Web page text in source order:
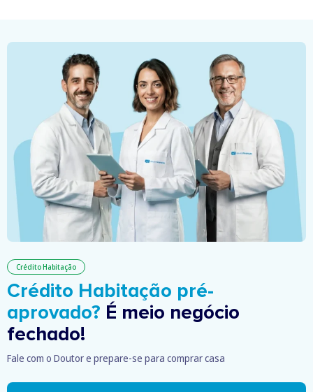
Crédito Habitação
Crédito Habitação pré-
aprovado? É meio negócio
fechado!
Fale com o Doutor e prepare-se para comprar casa